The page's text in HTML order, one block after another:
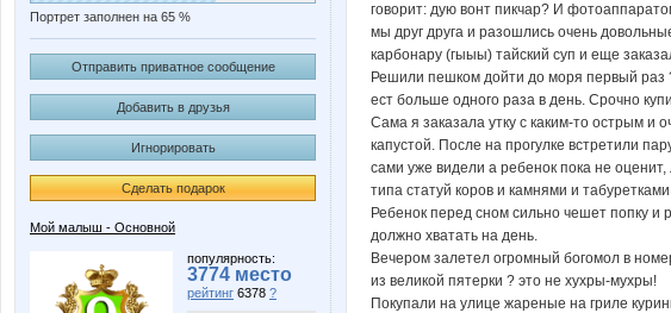
Портрет заполнен на 65 %
Отправить приватное сообщение
Добавить в друзья
Игнорировать
Сделать подарок
Мой малыш - Основной
популярность:
3774 место
рейтинг 6378 ?
говорит: дую вонт пикчар? И
мы друг друга и разошлись очень
карбонару (гыыы) тайский суп и еще
Решили пешком дойти до моря первый раз
ест больше одного раза в день. Срочно
Сама я заказала утку с каким-то острым
капустой. После на прогулке встретили
сами уже видели а ребенок пока не
типа статуй коров и камнями и
Ребенок перед сном сильно чешет попку и
должно хватать на день.
Вечером залетел огромный богомол в
из великой пятерки ? это не хухры-мухры!
Покупали на улице жареные на гриле